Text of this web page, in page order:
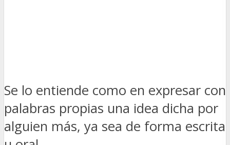
Se lo entiende como en expresar con
palabras propias una idea dicha por
alguien más, ya sea de forma escrita